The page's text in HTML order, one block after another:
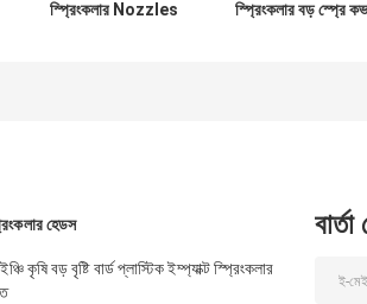
স্প্রিংকলার Nozzles
স্প্রিংকলার বড় স্প্রে
হেডস
কৃষি বড় বৃষ্টি বার্ড প্লাস্টিক ইম্প্যাক্ট স্প্রিংকলার